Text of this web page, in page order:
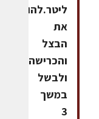
ליטר.להוסיף
את
הבצל
והכרישה
ולבשל
במשך
3